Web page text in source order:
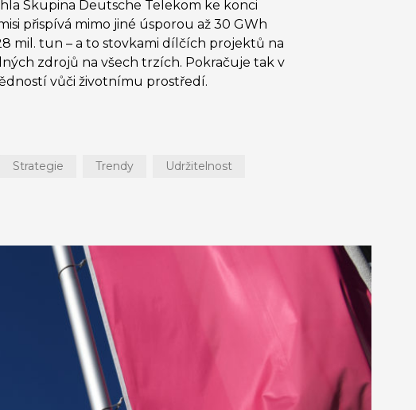
Skupina Deutsche Telekom ke konci
přispívá mimo jiné úsporou až 30 GWh
mil. tun – a to stovkami dílčích projektů na
zdrojů na všech trzích. Pokračuje tak v
vůči životnímu prostředí.
Strategie Trendy Udržitelnost